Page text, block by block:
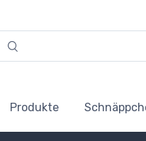
Produkte